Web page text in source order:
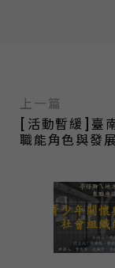
上一篇
[活動暫緩]臺
職能角色與發